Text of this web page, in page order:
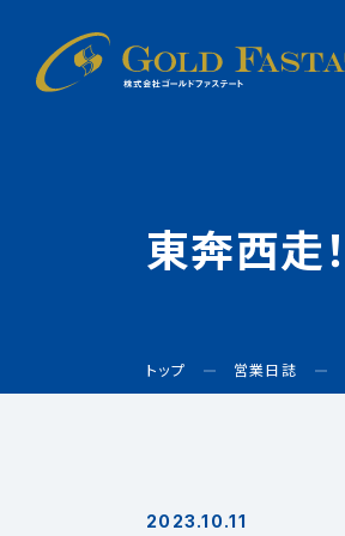
東奔西走
トップ 営業日誌
2023.10.11